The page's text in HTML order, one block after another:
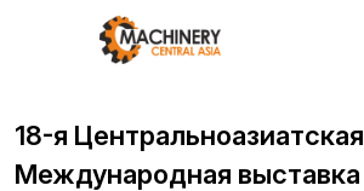
18-я Центральноазиатская
Международная выставка